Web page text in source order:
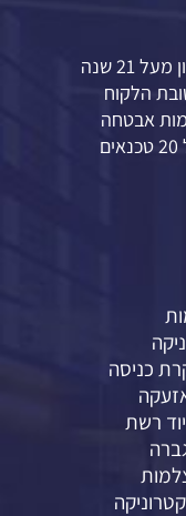
הלקוח
אבטחה
כניסה
רשת